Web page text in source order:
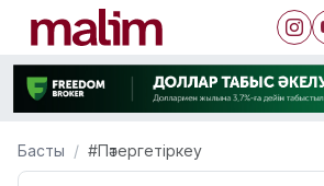
Басты #Пәтергетіркеу